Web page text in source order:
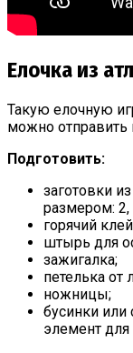
Елочка из
Такую елочную
можно отправить
Подготовить:
заготовки
размером:
горячий
штырь для
зажигалка;
петелька
ножницы;
бусинки или
элемент